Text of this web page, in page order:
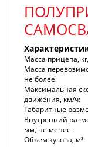
Масса прицепа,
Масса
не более:
Максимальная
движения, км/ч:
Габаритные
Внутренний
мм, не менее:
Объем кузова, м³: